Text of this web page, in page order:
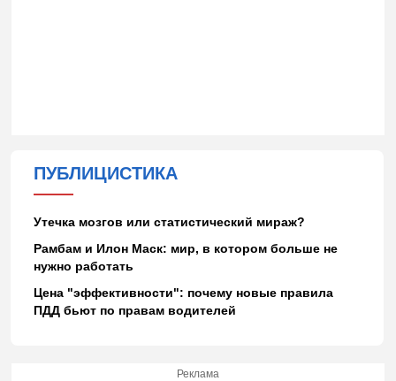
ПУБЛИЦИСТИКА
Утечка мозгов или статистический мираж?
Рамбам и Илон Маск: мир, в котором больше не
нужно работать
Цена "эффективности": почему новые правила
ПДД бьют по правам водителей
Реклама